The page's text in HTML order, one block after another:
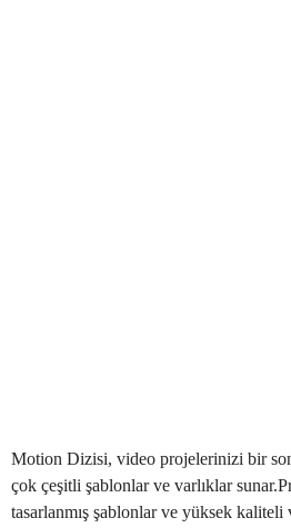
Motion Dizisi, video projelerinizi bir
çok çeşitli şablonlar ve varlıklar
tasarlanmış şablonlar ve yüksek kaliteli